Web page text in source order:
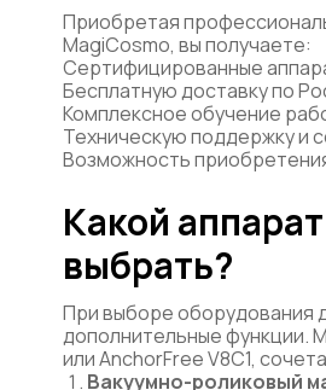
Приобретая
MagiCosmo, вы получаете:
Сертифицированные
Бесплатную доставку по
Комплексное обучение
Техническую поддержку и
Возможность
Какой
выбрать?
При выборе оборудования
дополнительные функции.
или AnchorFree V8C1,
Вакуумно-роликовый